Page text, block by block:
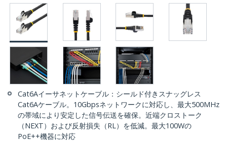
Cat6Aイーサネットケーブル：シールド付きスナッグレス
Cat6Aケーブル。10Gbpsネットワークに対応し、最大500MHz
の帯域により安定した信号伝送を確保。近端クロストーク
（NEXT）および反射損失（RL）を低減。最大100Wの
PoE++機器に対応